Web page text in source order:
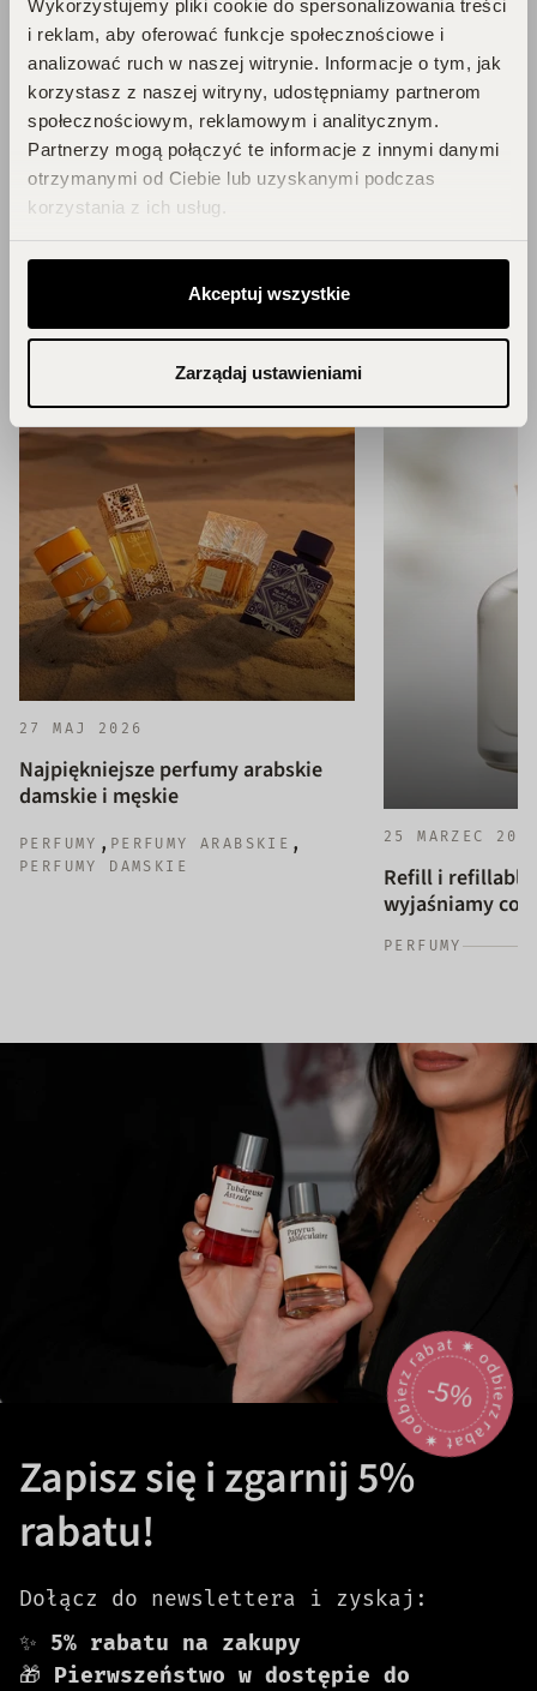
Wykorzystujemy pliki cookie do spersonalizowania treści
i reklam, aby oferować funkcje społecznościowe i
analizować ruch w naszej witrynie. Informacje o tym, jak
korzystasz z naszej witryny, udostępniamy partnerom
społecznościowym, reklamowym i analitycznym.
Partnerzy mogą połączyć te informacje z innymi danymi
otrzymanymi od Ciebie lub uzyskanymi podczas
korzystania z ich usług.
Akceptuj wszystkie
Zarządaj ustawieniami
Blog
ZOBACZ WSZYSTKIE ARTYKUŁY
27 MAJ 2026
Najpiękniejsze perfumy arabskie
damskie i męskie
PERFUMY , PERFUMY ARABSKIE ,
PERFUMY DAMSKIE
25 MARZEC
Refill i refillable
wyjaśniamy co
PERFUMY
odbierz rabat 🟎 odbierz rabat 🟎
-5%
Zapisz się i zgarnij 5%
rabatu!
Dołącz do newslettera i zyskaj:
✨ 5% rabatu na zakupy
🎁 Pierwszeństwo w dostępie do